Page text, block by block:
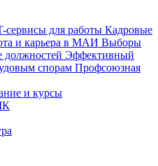
сервисы для работы Кадровые
и карьера в МАИ Выборы
должностей Эффективный
спорам Профсоюзная
и курсы